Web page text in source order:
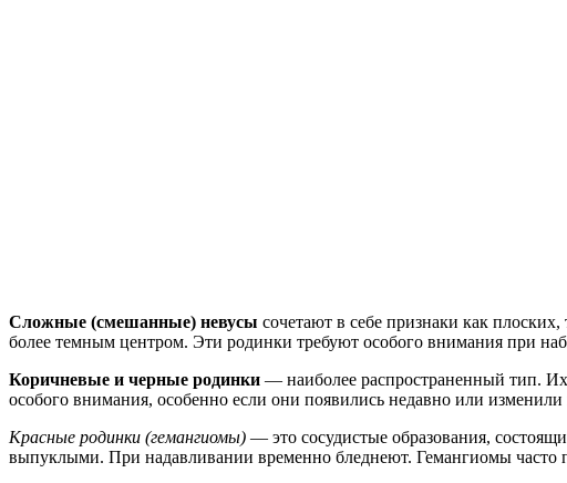
Сложные (смешанные) невусы сочетают в себе признаки как
более темным центром. Эти родинки требуют особого внимания при
Коричневые и черные родинки — наиболее распространенный тип.
особого внимания, особенно если они появились недавно или изменили
Красные родинки (гемангиомы) — это сосудистые образования,
выпуклыми. При надавливании временно бледнеют. Гемангиомы часто